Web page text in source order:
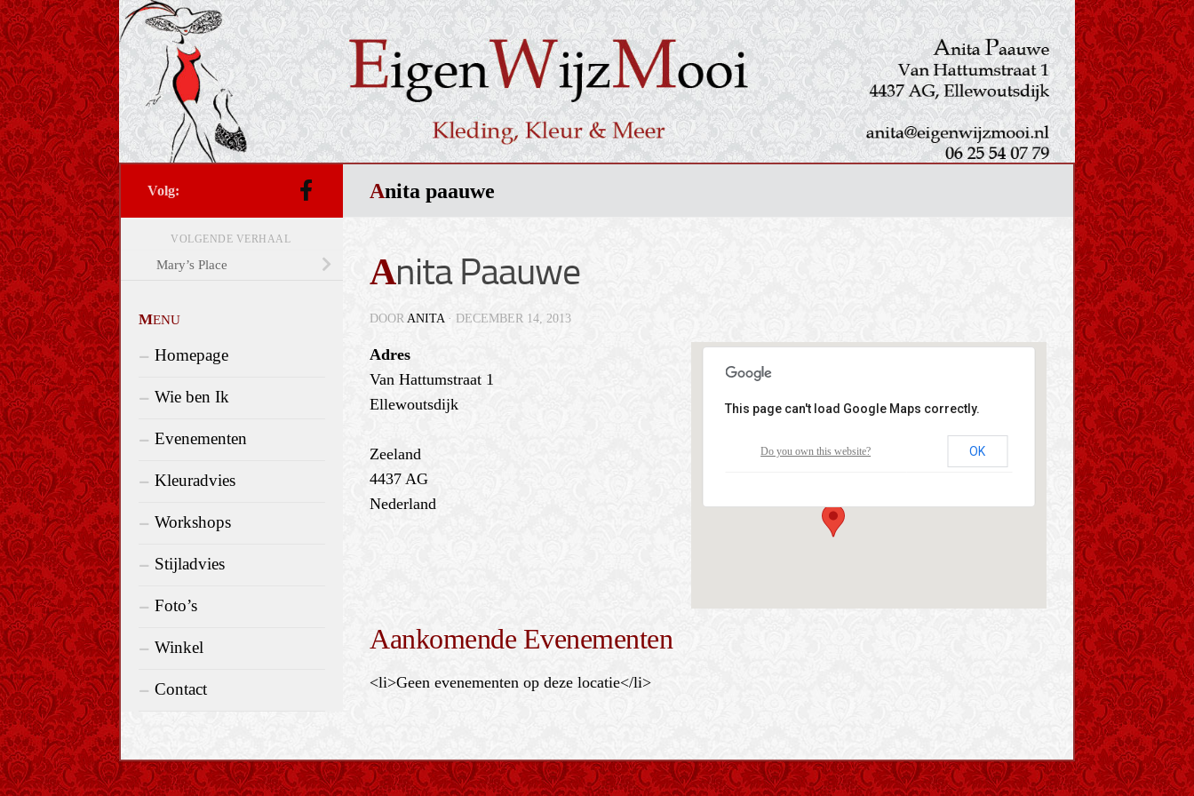
Doorgaan naar inhoud
anita paauwe
Anita Paauwe
DOOR ANITA ·DECEMBER 14, 2013
Anita Paauwe
Van Hattumstraat 1 - Ellewoutsdijk
This page can't load Google Maps correctly.
Do you own this website? OK
Adres
Van Hattumstraat 1
Ellewoutsdijk
Zeeland
4437 AG
Nederland
Aankomende Evenementen
<li>Geen evenementen op deze locatie</li>
volg:
VOLGENDE VERHAAL
Mary’s Place
MENU
Homepage
Wie ben Ik
Evenementen
Kleuradvies
Workshops
Stijladvies
Foto’s
Winkel
Contact